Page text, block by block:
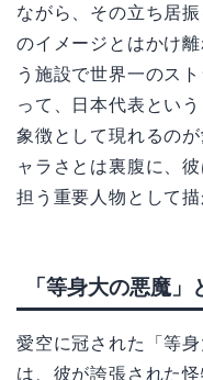
ながら、その立ち居
のイメージとはかけ
う施設で世界一のス
って、日本代表とい
象徴として現れるの
ャラさとは裏腹に、
担う重要人物として描
「等身大の悪魔
愛空に冠された「等
は、彼が誇張された